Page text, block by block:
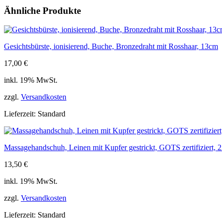
Menge
Ähnliche Produkte
Gesichtsbürste, ionisierend, Buche, Bronzedraht mit Rosshaar, 13cm
17,00 €
inkl. 19% MwSt.
zzgl. Versandkosten
Lieferzeit: Standard
Massagehandschuh, Leinen mit Kupfer gestrickt, GOTS zertifiziert,
13,50 €
inkl. 19% MwSt.
zzgl. Versandkosten
Lieferzeit: Standard